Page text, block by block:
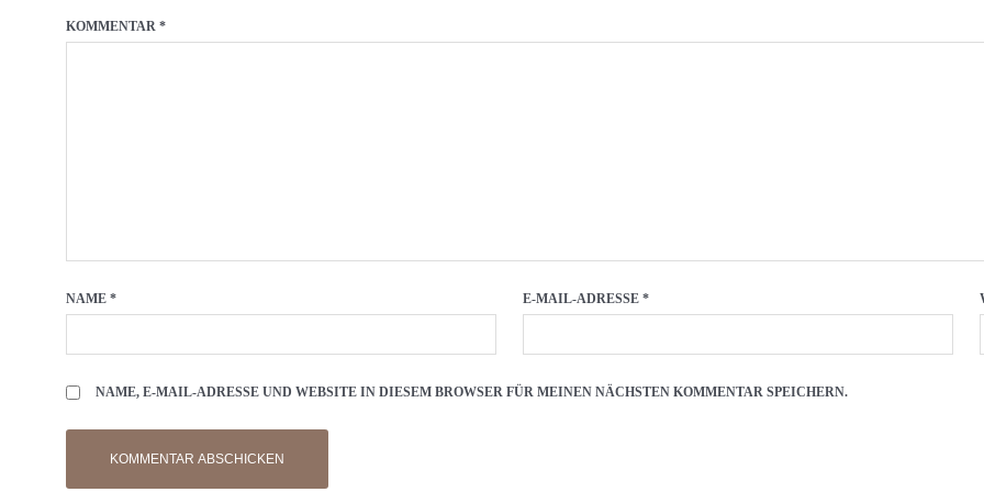
KOMMENTAR *
NAME * E-MAIL-ADRESSE*
NAME, E-MAIL-ADRESSE UND WEBSITE IN DIESEM BROWSER FÜR MEINEN NÄCHSTEN KOMMENTAR SPEICHERN.